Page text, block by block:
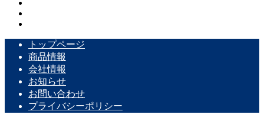
トップページ
商品情報
会社情報
お知らせ
お問い合わせ
プライバシーポリシー